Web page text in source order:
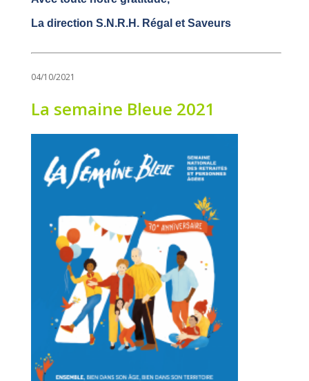
La direction S.N.R.H. Régal et Saveurs
04/10/2021
La semaine Bleue 2021